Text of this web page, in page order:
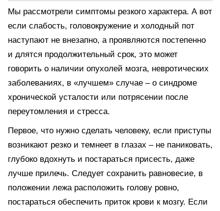
Мы рассмотрели симптомы резкого характера. А вот
если слабость, головокружение и холодный пот
наступают не внезапно, а проявляются постепенно
и длятся продолжительный срок, это может
говорить о наличии опухолей мозга, невротических
заболеваниях, в «лучшем» случае – о синдроме
хронической усталости или потрясении после
переутомления и стресса.
Первое, что нужно сделать человеку, если приступы
возникают резко и темнеет в глазах – не паниковать,
глубоко вдохнуть и постараться присесть, даже
лучше прилечь. Следует сохранить равновесие, в
положении лежа расположить голову ровно,
постараться обеспечить приток крови к мозгу. Если